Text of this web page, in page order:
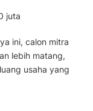
juta
ini, calon mitra
lebih matang,
usaha yang